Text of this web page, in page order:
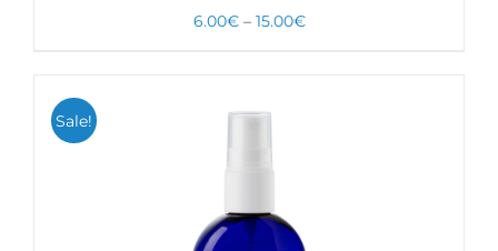
6.00€ – 15.00€Hintaluokka:
Sale!